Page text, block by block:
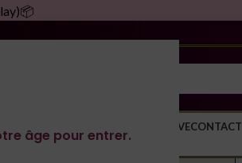
âge pour entrer.RACHAT DE CAVECONTACT